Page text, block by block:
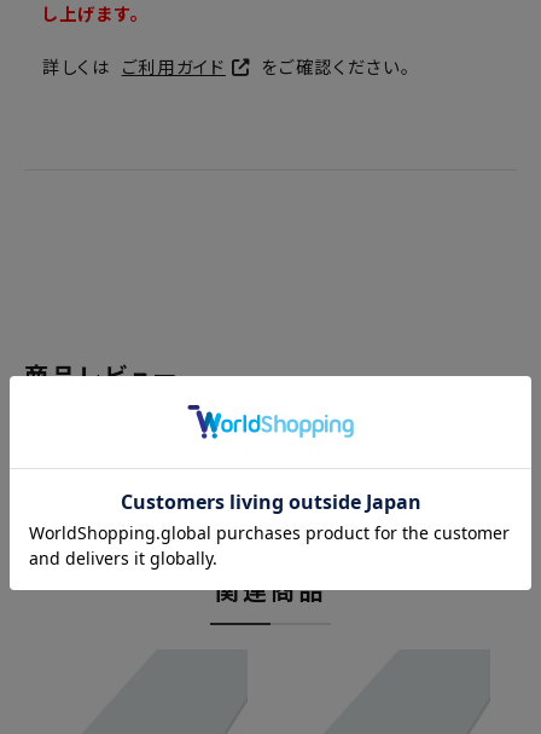
し上げます。
詳しくは ご利用ガイド をご確認ください。
商品レビュー
関連商品